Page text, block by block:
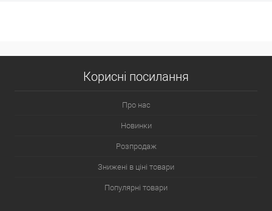
Корисні посилання
Про нас
Новинки
Розпродаж
Знижені в ціні товари
Популярні товари